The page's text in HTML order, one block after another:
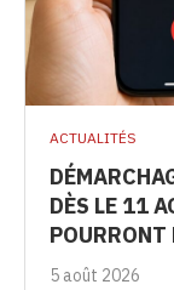
ACTUALITÉS
DÈS LE 11
POURRONT
5 août 2026